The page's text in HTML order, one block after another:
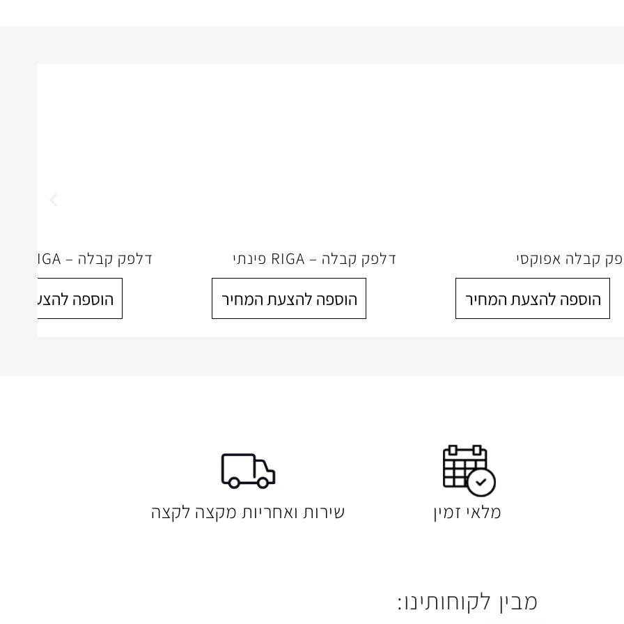
קבלה אפוקסי
הוספה להצעת המחיר
דלפק קבלה – RIGA פינתי
הוספה להצעת המחיר
דלפק קבלה – RIGA
הוספה להצעת
מלאי זמין שירות ואחריות מקצה לקצה
מבין לקוחותינו: